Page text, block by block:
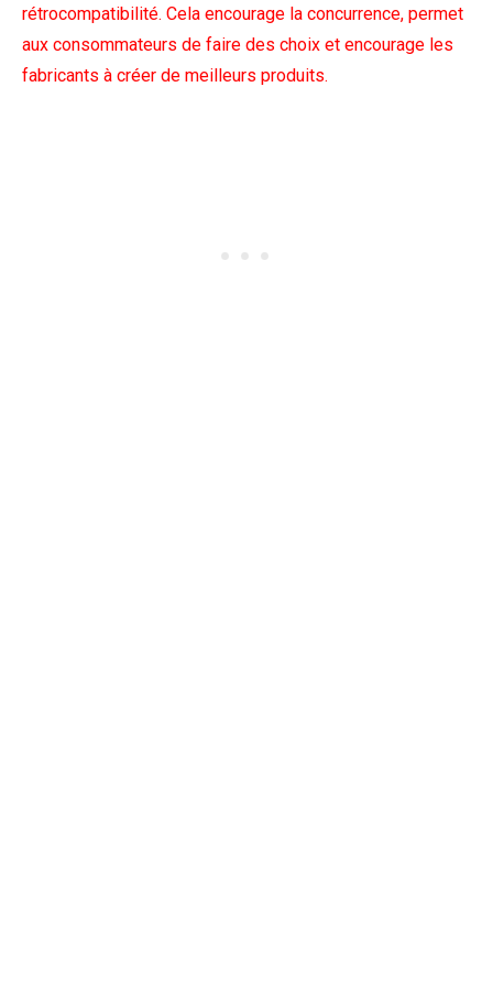
rétrocompatibilité. Cela encourage la concurrence, permet
aux consommateurs de faire des choix et encourage les
fabricants à créer de meilleurs produits.